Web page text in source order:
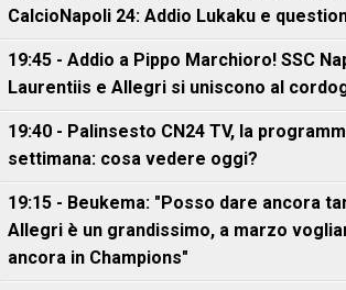
CalcioNapoli 24: Addio Lukaku e
19:45 - Addio a Pippo Marchioro! SSC
Laurentiis e Allegri si uniscono al
19:40 - Palinsesto CN24 TV, la
settimana: cosa vedere oggi?
19:15 - Beukema: "Posso dare ancora
Allegri è un grandissimo, a marzo
ancora in Champions"